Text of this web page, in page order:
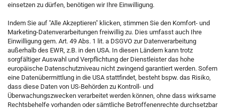
einsetzen zu dürfen, benötigen wir Ihre Einwilligung.
Indem Sie auf "Alle Akzeptieren" klicken, stimmen Sie den Komfort- und
Marketing-Datenverarbeitungen freiwillig zu. Dies umfasst auch Ihre
Einwilligung gem. Art. 49 Abs. 1 lit. a DSGVO zur Datenverarbeitung
außerhalb des EWR, z.B. in den USA. In diesen Ländern kann trotz
sorgfältiger Auswahl und Verpflichtung der Dienstleister das hohe
europäische Datenschutzniveau nicht zwingend garantiert werden. Sofern
eine Datenübermittlung in die USA stattfindet, besteht bspw. das Risiko,
dass diese Daten von US-Behörden zu Kontroll- und
Überwachungszwecken verarbeitet werden können, ohne dass wirksame
Rechtsbehelfe vorhanden oder sämtliche Betroffenenrechte durchsetzbar
KONTAKT
Kostenfreie Service-Hotline
0800 5892815
Callback Service